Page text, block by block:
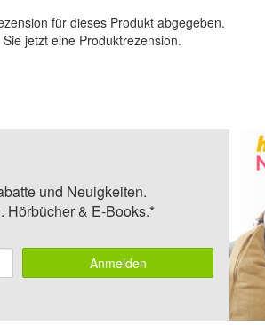
für dieses Produkt abgegeben.
jetzt eine Produktrezension.
und Neuigkeiten.
Hörbücher & E-Books.*
Anmelden